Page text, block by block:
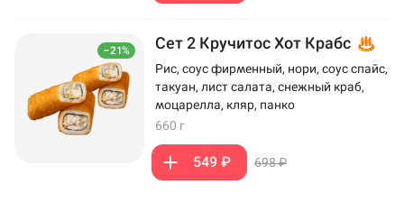
–21% Сет 2 Кручитос Хот Крабс
Рис, соус фирменный, нори, соус спайс,
такуан, лист салата, снежный краб,
моцарелла, кляр, панко
660 г
549 ₽ 698 ₽